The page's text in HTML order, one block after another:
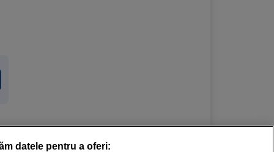
datele pentru a oferi: